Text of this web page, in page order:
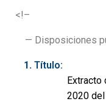
<!–
— Disposiciones
Título:
Extracto
2020